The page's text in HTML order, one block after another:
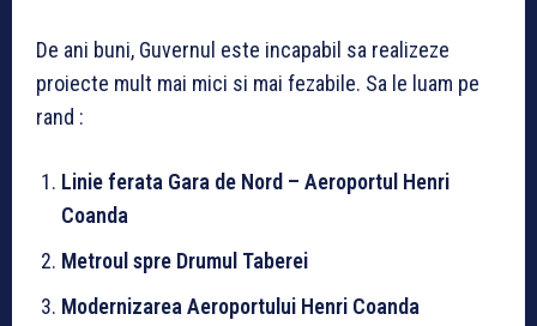
De ani buni, Guvernul este incapabil sa realizeze
proiecte mult mai mici si mai fezabile. Sa le luam pe
rand :
Linie ferata Gara de Nord – Aeroportul Henri
Coanda
Metroul spre Drumul Taberei
Modernizarea Aeroportului Henri Coanda